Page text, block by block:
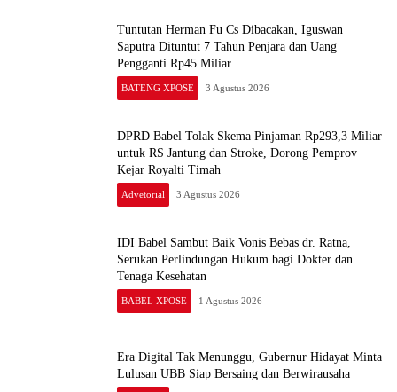
Tuntutan Herman Fu Cs Dibacakan, Iguswan
Saputra Dituntut 7 Tahun Penjara dan Uang
Pengganti Rp45 Miliar
BATENG XPOSE 3 Agustus 2026
DPRD Babel Tolak Skema Pinjaman Rp293,3 Miliar
untuk RS Jantung dan Stroke, Dorong Pemprov
Kejar Royalti Timah
Advetorial 3 Agustus 2026
IDI Babel Sambut Baik Vonis Bebas dr. Ratna,
Serukan Perlindungan Hukum bagi Dokter dan
Tenaga Kesehatan
BABEL XPOSE 1 Agustus 2026
Era Digital Tak Menunggu, Gubernur Hidayat Minta
Lulusan UBB Siap Bersaing dan Berwirausaha